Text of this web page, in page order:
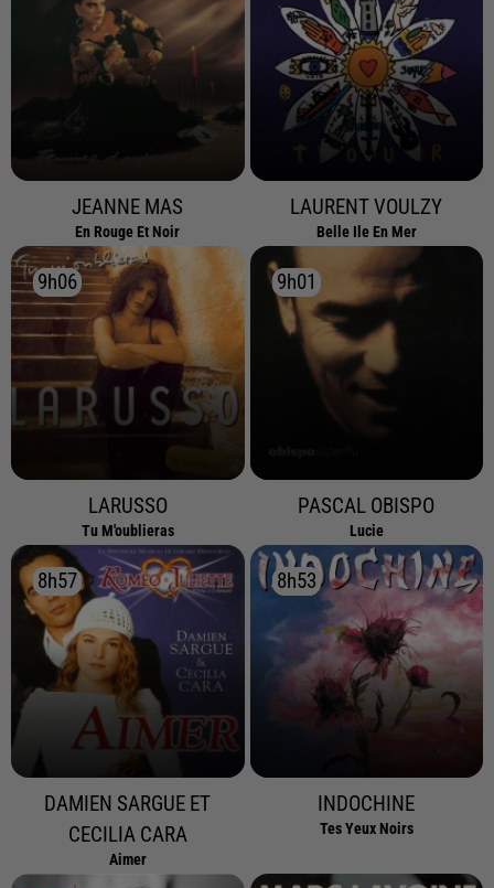
JEANNE MAS
En Rouge Et Noir
LAURENT VOULZY
Belle Ile En Mer
9h06
9h06
LARUSSO
Tu M'oublieras
9h01
9h01
PASCAL OBISPO
Lucie
8h57
8h57
DAMIEN SARGUE ET
CECILIA CARA
Aimer
8h53
8h53
INDOCHINE
Tes Yeux Noirs